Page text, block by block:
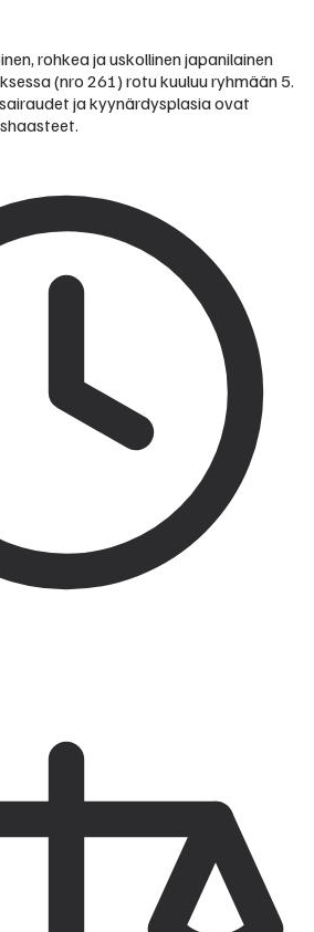
rohkea ja uskollinen japanilainen
(nro 261) rotu kuuluu ryhmään 5.
ja kyynärdysplasia ovat